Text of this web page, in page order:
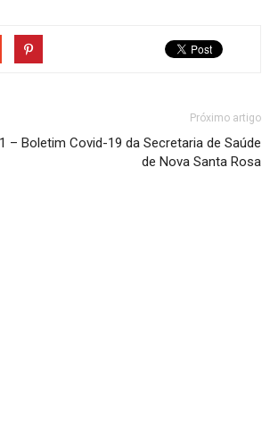
Próximo artigo
– Boletim Covid-19 da Secretaria de Saúde
de Nova Santa Rosa